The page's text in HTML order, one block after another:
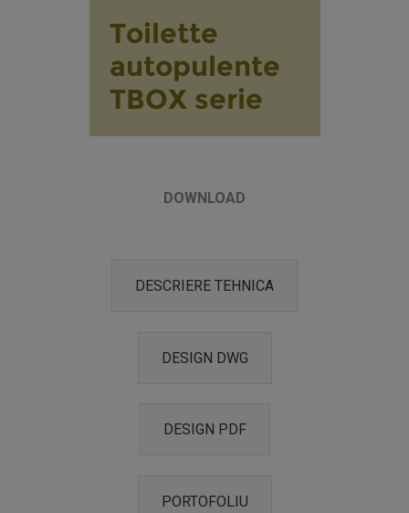
DOWNLOAD
DESCRIERE TEHNICA
DESIGN DWG
DESIGN PDF
PORTOFOLIU